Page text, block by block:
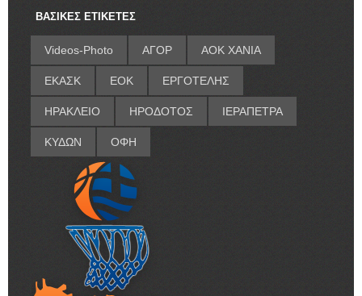
ΒΑΣΙΚΕΣ ΕΤΙΚΕΤΕΣ
Videos-Photo ΑΓΟΡ ΑΟΚ ΧΑΝΙΑ
ΕΚΑΣΚ ΕΟΚ ΕΡΓΟΤΕΛΗΣ
ΗΡΑΚΛΕΙΟ ΗΡΟΔΟΤΟΣ ΙΕΡΑΠΕΤΡΑ
ΚΥΔΩΝ ΟΦΗ